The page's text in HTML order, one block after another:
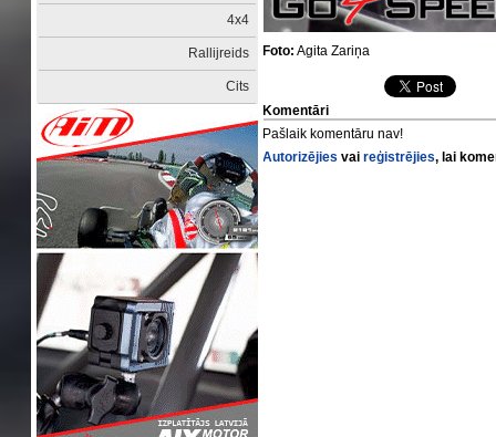
4x4
Rallijreids
Cits
Foto: Agita Zariņa
Komentāri
Pašlaik komentāru nav!
Autorizējies vaireģistrējies, lai